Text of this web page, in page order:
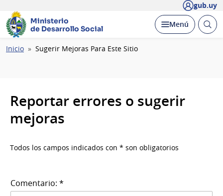
gub.uy
Ministerio
de Desarrollo Social
Desplegar
Menú Abrir
Ruta
Inicio Sugerir Mejoras Para Este Sitio
Reportar errores o sugerir
mejoras
Todos los campos indicados con * son obligatorios
Comentario: *